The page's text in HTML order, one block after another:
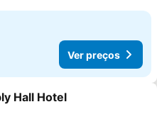
Ver preços
aos favoritos
Hall Hotel